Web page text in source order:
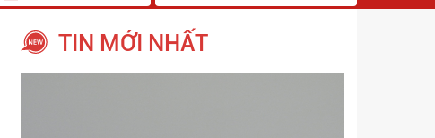
TIN MỚI NHẤT